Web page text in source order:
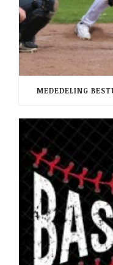
MEDEDELING